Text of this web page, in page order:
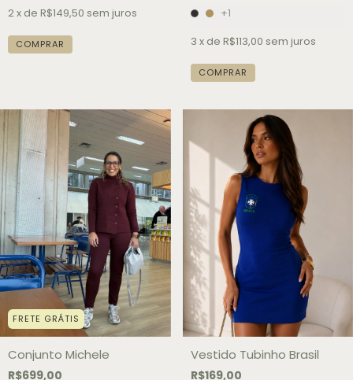
2x de R$149,50 sem juros
COMPRAR
+1
3 x de R$113,00 sem juros
COMPRAR
FRETE GRÁTIS
Conjunto Michele
R$699,00
Vestido Tubinho Brasil
R$169,00